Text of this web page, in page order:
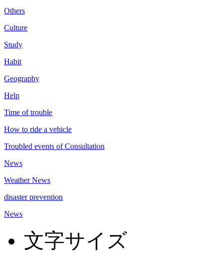
Others
Culture
Study
Habit
Geography
Help
Time of trouble
How to ride a vehicle
Troubled events of Consultation
News
Weather News
disaster prevention
News
文字サイズ